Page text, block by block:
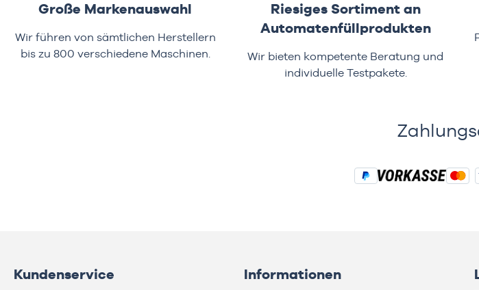
Große Markenauswahl
Wir führen von sämtlichen Herstellern
bis zu 800 verschiedene Maschinen.
Riesiges Sortiment an
Automatenfüllprodukten
Wir bieten kompetente Beratung und
individuelle Testpakete.
Kundenservice Informationen